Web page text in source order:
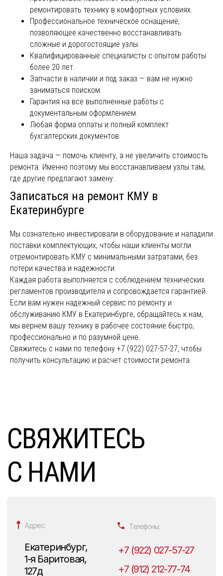
ремонтировать технику в комфортных условиях.
Профессиональное техническое оснащение,
позволяющее качественно восстанавливать
сложные и дорогостоящие узлы.
Квалифицированные специалисты с опытом работы
более 20 лет.
Запчасти в наличии и под заказ — вам не нужно
заниматься поиском.
Гарантия на все выполненные работы с
документальным оформлением.
Любая форма оплаты и полный комплект
бухгалтерских документов.
Наша задача — помочь клиенту, а не увеличить стоимость
ремонта. Именно поэтому мы восстанавливаем узлы там,
где другие предлагают замену.
Записаться на ремонт КМУ в
Екатеринбурге
Мы сознательно инвестировали в оборудование и наладили
поставки комплектующих, чтобы наши клиенты могли
отремонтировать КМУ с минимальными затратами, без
потери качества и надежности.
Каждая работа выполняется с соблюдением технических
регламентов производителя и сопровождается гарантией.
Если вам нужен надежный сервис по ремонту и
обслуживанию КМУ в Екатеринбурге, обращайтесь к нам,
мы вернем вашу технику в рабочее состояние быстро,
профессионально и по разумной цене.
Свяжитесь с нами по телефону +7 (922) 027-57-27, чтобы
получить консультацию и расчет стоимости ремонта.